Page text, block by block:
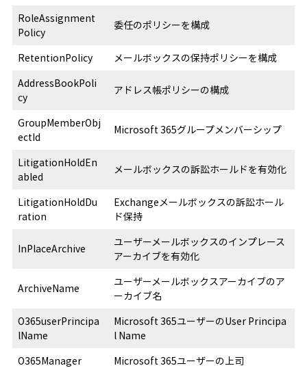
RoleAssignment
Policy
委任のポリシーを構成
RetentionPolicy
メールボックスの保持ポリシーを構成
AddressBookPoli
cy
アドレス帳ポリシーの構成
GroupMemberObj
ectId
Microsoft 365グループメンバーシップ
LitigationHoldEn
abled
メールボックスの訴訟ホールドを有効化
LitigationHoldDu
ration
Exchangeメールボックスの訴訟ホール
ド保持
InPlaceArchive
ユーザーメールボックスのインプレース
アーカイブを有効化
ArchiveName
ユーザーメールボックスアーカイブのア
ーカイブ名
O365userPrincipa
lName
Microsoft 365ユーザーのUser Principa
l Name
O365Manager
Microsoft 365ユーザーの上司